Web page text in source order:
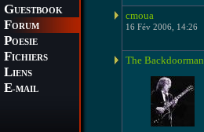
GUESTBOOK
FORUM
POESIE
FICHIERS
LIENS
E-MAIL
cmoua
16 Fév 2006, 14:26
The Backdoorman